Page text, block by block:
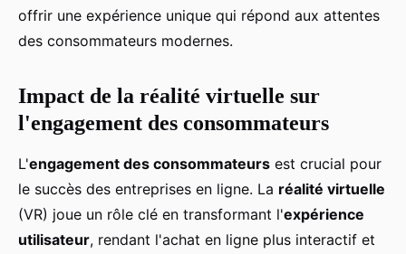
offrir une expérience unique qui répond aux attentes
des consommateurs modernes.
Impact de la réalité virtuelle sur
l'engagement des consommateurs
L'engagement des consommateurs est crucial pour
le succès des entreprises en ligne. La réalité virtuelle
(VR) joue un rôle clé en transformant l'expérience
utilisateur, rendant l'achat en ligne plus interactif et